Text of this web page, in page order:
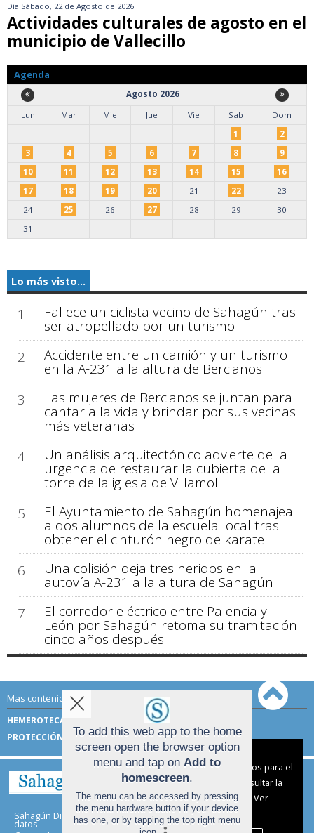
Día Sábado, 22 de Agosto de 2026
Actividades culturales de agosto en el
municipio de Vallecillo
Agenda
Agosto 2026
Lun
Mar Mie Jue Vie Sab
Dom
1
2
3
4 5 6 7 8
9
10
11 12 13 14 15
16
17
18 19 20 21 22
23
24
25 26 27 28 29
30
31
Lo más visto...
1 Fallece un ciclista vecino de Sahagún tras
ser atropellado por un turismo
2
Accidente entre un camión y un turismo
en la A-231 a la altura de Bercianos
3
Las mujeres de Bercianos se juntan para
cantar a la vida y brindar por sus vecinas
más veteranas
4
Un análisis arquitectónico advierte de la
urgencia de restaurar la cubierta de la
torre de la iglesia de Villamol
5
El Ayuntamiento de Sahagún homenajea
a dos alumnos de la escuela local tras
obtener el cinturón negro de karate
6
Una colisión deja tres heridos en la
autovía A-231 a la altura de Sahagún
7
El corredor eléctrico entre Palencia y
León por Sahagún retoma su tramitación
cinco años después
Mas contenido de Sahagún Digital:
HEMEROTECA
TÉRMINOS DE USO
PROTECCIÓN DE DATOS
Sahagún Digital | Términos de uso|Protección de
datos
To add this web app to the home
screen open the browser option
menu and tap on Add to
homescreen.
The menu can be accessed by pressing
the menu hardware button if your device
has one, or by tapping the top right menu
Aviso sobre el Uso de cookies:
Utilizamos cookies nuestras y de terceros para el
funcionamiento del digital. Puedes consultar la
lista de cookies y como desconectarlas.
Ver
nuestra Política de Privacidad y Cookies